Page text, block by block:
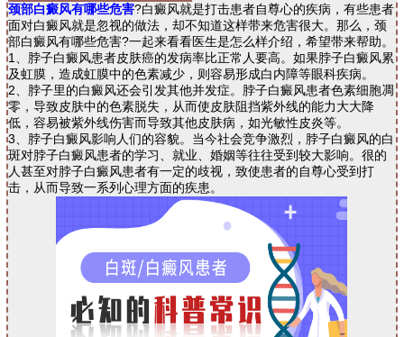
颈部白癜风有哪些危害?白癜风就是打击患者自尊心的疾病，有些患者
面对白癜风就是忽视的做法，却不知道这样带来危害很大。那么，颈
部白癜风有哪些危害?一起来看看医生是怎么样介绍，希望带来帮助。
1、脖子白癜风患者皮肤癌的发病率比正常人要高。如果脖子白癜风累
及虹膜，造成虹膜中的色素减少，则容易形成白内障等眼科疾病。
2、脖子里的白癜风还会引发其他并发症。脖子白癜风患者色素细胞凋
零，导致皮肤中的色素脱失，从而使皮肤阻挡紫外线的能力大大降
低，容易被紫外线伤害而导致其他皮肤病，如光敏性皮炎等。
3、脖子白癜风影响人们的容貌。当今社会竞争激烈，脖子白癜风的白
斑对脖子白癜风患者的学习、就业、婚姻等往往受到较大影响。很的
人甚至对脖子白癜风患者有一定的歧视，致使患者的自尊心受到打
击，从而导致一系列心理方面的疾患。